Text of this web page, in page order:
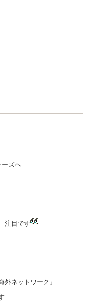
ーズへ
注目です
外ネットワーク」